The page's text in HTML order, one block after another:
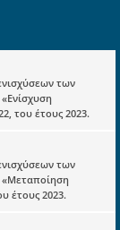
των
του έτους 2023.
των
έτους 2023.